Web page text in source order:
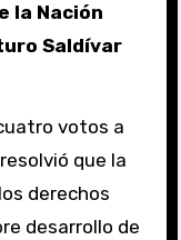
la Nación
Saldívar
votos a
resolvió que la
derechos
desarrollo de